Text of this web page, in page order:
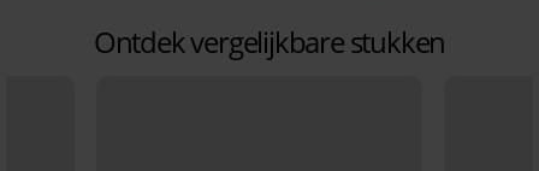
Ontdek vergelijkbare stukken